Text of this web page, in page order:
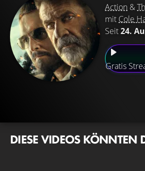
Action &
mit Cole
Seit24.
Gratis
DIESE VIDEOS KÖNNTEN